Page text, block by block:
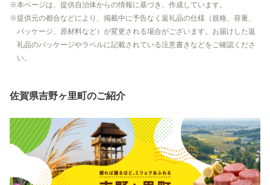
本ページは、提供自治体からの情報に基づき、作成しています。
提供元の都合などにより、掲載中に予告なく返礼品の仕様（規格、容量、
パッケージ、原材料など）が変更される場合がございます。お届けした返
礼品のパッケージやラベルに記載されている注意書きなどをご確認くださ
い。
佐賀県吉野ヶ里町のご紹介